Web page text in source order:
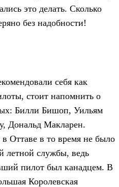
это делать. Сколько
без надобности!
себя как
стоит напомнить о
Билли Бишоп, Уильям
Дональд Макларен.
Оттаве в то время не было
летной службы, ведь
пилот был канадцем. В
Королевская